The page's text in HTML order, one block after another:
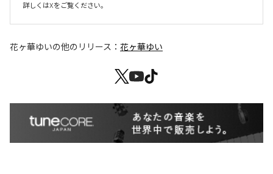
詳しくはXをご覧ください。
花ヶ華ゆいの他のリリース： 花ヶ華ゆい